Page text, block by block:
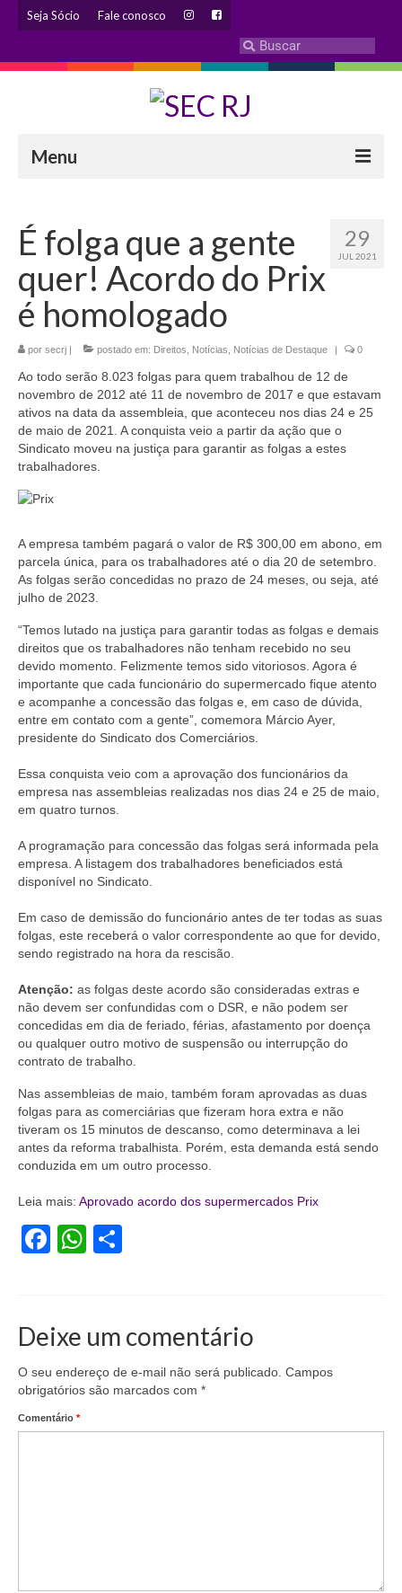
Seja Sócio Fale conosco
Menu
Eleição 2024 – Comissão Eleitoral
Histórico
Diretoria
Estatuto
Atendimentos
Coletivo Margaridas
Coletivo de Igualdade Racial
DENÚNCIAS
SERVIÇOS
Acordos e convenções
Homologações
Jurídico
Declarações
Aplicativo Comerciários RJ
CIPA
Sede social
Refeitórios
Convênios
Dependentes
Benefício Social Familiar
FIQUE POR DENTRO
Notícias
Vídeos
Links Úteis
Perguntas frequentes
EMPRESAS
29
JUL 2021
É folga que a gente
quer! Acordo do Prix
é homologado
por secrj | postado em: Direitos Notícias Notícias de Destaque | 0
Ao todo serão 8.023 folgas para quem trabalhou de 12 de
novembro de 2012 até 11 de novembro de 2017 e que estavam
ativos na data da assembleia, que aconteceu nos dias 24 e 25
de maio de 2021. A conquista veio a partir da ação que o
Sindicato moveu na justiça para garantir as folgas a estes
trabalhadores.
A empresa também pagará o valor de R$ 300,00 em abono, em
parcela única, para os trabalhadores até o dia 20 de setembro.
As folgas serão concedidas no prazo de 24 meses, ou seja, até
julho de 2023.
“Temos lutado na justiça para garantir todas as folgas e demais
direitos que os trabalhadores não tenham recebido no seu
devido momento. Felizmente temos sido vitoriosos. Agora é
importante que cada funcionário do supermercado fique atento
e acompanhe a concessão das folgas e, em caso de dúvida,
entre em contato com a gente”, comemora Márcio Ayer,
presidente do Sindicato dos Comerciários.
Essa conquista veio com a aprovação dos funcionários da
empresa nas assembleias realizadas nos dias 24 e 25 de maio,
em quatro turnos.
A programação para concessão das folgas será informada pela
empresa. A listagem dos trabalhadores beneficiados está
disponível no Sindicato.
Em caso de demissão do funcionário antes de ter todas as suas
folgas, este receberá o valor correspondente ao que for devido,
sendo registrado na hora da rescisão.
Atenção: as folgas deste acordo são consideradas extras e
não devem ser confundidas com o DSR, e não podem ser
concedidas em dia de feriado, férias, afastamento por doença
ou qualquer outro motivo de suspensão ou interrupção do
contrato de trabalho.
Nas assembleias de maio, também foram aprovadas as duas
folgas para as comerciárias que fizeram hora extra e não
tiveram os 15 minutos de descanso, como determinava a lei
antes da reforma trabalhista. Porém, esta demanda está sendo
conduzida em um outro processo.
Leia mais: Aprovado acordo dos supermercados Prix
Facebook
WhatsApp
Deixe um comentário
O seu endereço de e-mail não será publicado. Campos
obrigatórios são marcados com *
Comentário *